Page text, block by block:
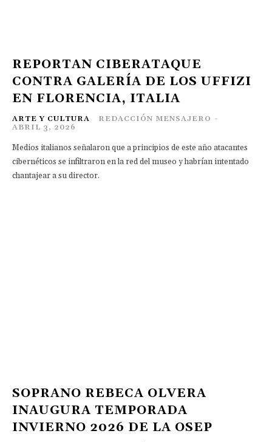
REPORTAN CIBERATAQUE
CONTRA GALERÍA DE LOS UFFIZI
EN FLORENCIA, ITALIA
ARTE Y CULTURA REDACCIÓN MENSAJERO -
ABRIL 3, 2026
Medios italianos señalaron que a principios de este año atacantes
cibernéticos se infiltraron en la red del museo y habrían intentado
chantajear a su director.
SOPRANO REBECA OLVERA
INAUGURA TEMPORADA
INVIERNO 2026 DE LA OSEP